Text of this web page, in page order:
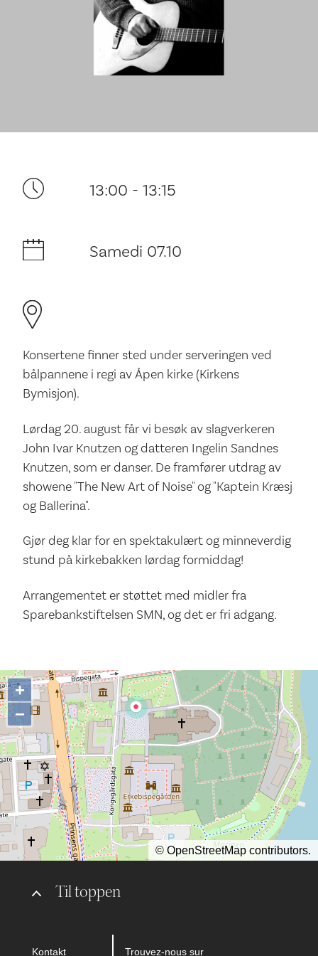
Ditt besøk
Musikk
Historie og arkitektur
13:00 - 13:15
Samedi 07.10
Konsertene finner sted under serveringen ved
bålpannene i regi av Åpen kirke (Kirkens
Bymisjon).
Lørdag 20. august får vi besøk av slagverkeren
John Ivar Knutzen og datteren Ingelin Sandnes
Knutzen, som er danser. De framfører utdrag av
showene "The New Art of Noise" og "Kaptein Kræsj
og Ballerina".
Gjør deg klar for en spektakulært og minneverdig
stund på kirkebakken lørdag formiddag!
Arrangementet er støttet med midler fra
Sparebankstiftelsen SMN, og det er fri adgang.
Til toppen
Kontakt Trouvez-nous sur
+
−
© OpenStreetMap contributors.